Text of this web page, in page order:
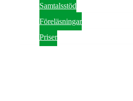
Samtalsstöd
Föreläsningar
Priser